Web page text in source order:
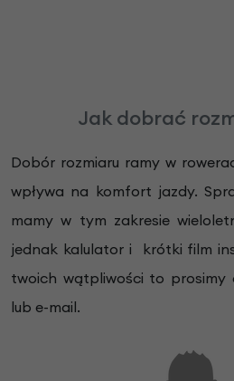
Jak dobrać
Dobór rozmiaru ramy w
wpływa na komfort jazdy.
mamy w tym zakresie
jednak kalulator i krótki film
twoich wątpliwości to
lub e-mail.